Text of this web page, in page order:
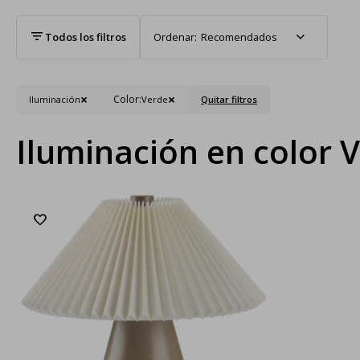
Recomendados
Iluminación Color:Verde Quitar filtros
Iluminación en color